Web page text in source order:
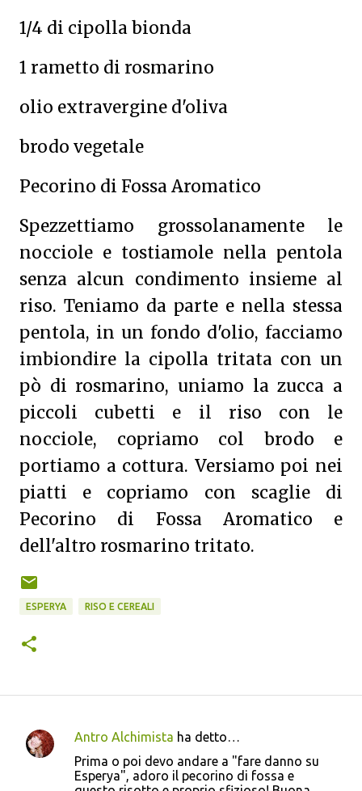
1/4 di cipolla bionda
1 rametto di rosmarino
olio extravergine d'oliva
brodo vegetale
Pecorino di Fossa Aromatico
Spezzettiamo grossolanamente le
nocciole e tostiamole nella pentola
senza alcun condimento insieme al
riso. Teniamo da parte e nella stessa
pentola, in un fondo d'olio, facciamo
imbiondire la cipolla tritata con un
pò di rosmarino, uniamo la zucca a
piccoli cubetti e il riso con le
nocciole, copriamo col brodo e
portiamo a cottura. Versiamo poi nei
piatti e copriamo con scaglie di
Pecorino di Fossa Aromatico e
dell'altro rosmarino tritato.
ESPERYA RISO E CEREALI
C
Antro Alchimista ha detto…
Prima o poi devo andare a "fare danno su
Esperya", adoro il pecorino di fossa e